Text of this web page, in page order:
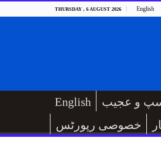
THURSDAY , 6 AUGUST 2026 English
English و عجیب
خصوصی رپورٹس